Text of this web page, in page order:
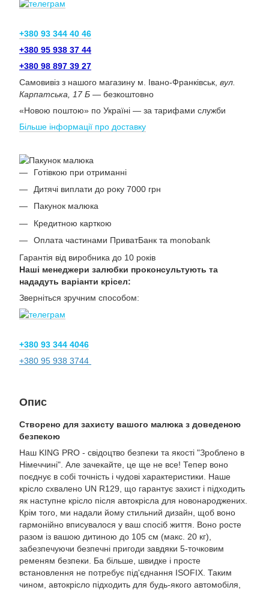
+380 93 344 40 46
+380 95 938 37 44
+380 98 897 39 27
Самовивіз з нашого магазину м. Івано-Франківськ, вул.
Карпатська, 17 Б — безкоштовно
«Новою поштою» по Україні — за тарифами служби
Більше інформації про доставку
Готівкою при отриманні
Дитячі виплати до року 7000 грн
Пакунок малюка
Кредитною карткою
Оплата частинами ПриватБанк та monobank
Гарантія від виробника до 10 років
Наші менеджери залюбки проконсультують та
нададуть варіанти крісел:
Зверніться зручним способом:
+380 93 344 4046
+380 95 938 3744
Опис
Створено для захисту вашого малюка з доведеною
безпекою
Наш KING PRO - свідоцтво безпеки та якості "Зроблено в
Німеччині". Але зачекайте, це ще не все! Тепер воно
поєднує в собі точність і чудові характеристики. Наше
крісло схвалено UN R129, що гарантує захист і підходить
як наступне крісло після автокрісла для новонароджених.
Крім того, ми надали йому стильний дизайн, щоб воно
гармонійно вписувалося у ваш спосіб життя. Воно росте
разом із вашою дитиною до 105 см (макс. 20 кг),
забезпечуючи безпечні пригоди завдяки 5-точковим
ременям безпеки. Ба більше, швидке і просте
встановлення не потребує під'єднання ISOFIX. Таким
чином, автокрісло підходить для будь-якого автомобіля,